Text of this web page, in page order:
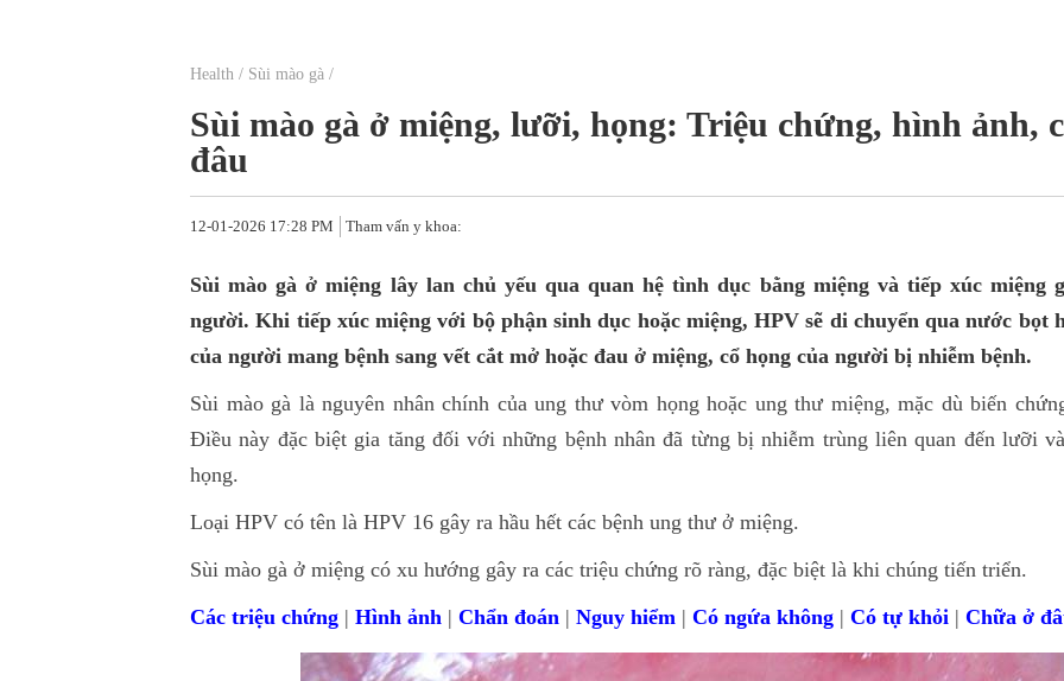
Health / Sùi mào gà /
Sùi mào gà ở miệng, lưỡi, họng: Triệu chứng, hình ảnh,
đâu
12-01-2026 17:28 PM Tham vấn y khoa:
Sùi mào gà ở miệng lây lan chủ yếu qua quan hệ tình dục bằng miệng và tiếp xúc miệng
người. Khi tiếp xúc miệng với bộ phận sinh dục hoặc miệng, HPV sẽ di chuyển qua nước bọt
của người mang bệnh sang vết cắt mở hoặc đau ở miệng, cổ họng của người bị nhiễm bệnh.
Sùi mào gà là nguyên nhân chính của ung thư vòm họng hoặc ung thư miệng, mặc dù biến
Điều này đặc biệt gia tăng đối với những bệnh nhân đã từng bị nhiễm trùng liên quan đến lưỡi
họng.
Loại HPV có tên là HPV 16 gây ra hầu hết các bệnh ung thư ở miệng.
Sùi mào gà ở miệng có xu hướng gây ra các triệu chứng rõ ràng, đặc biệt là khi chúng tiến triển.
Các triệu chứng | Hình ảnh | Chẩn đoán | Nguy hiểm | Có ngứa không | Có tự khỏi | Chữa ở